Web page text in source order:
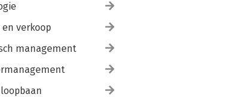
verkoop
management